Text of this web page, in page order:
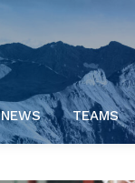
NEWS TEAMS